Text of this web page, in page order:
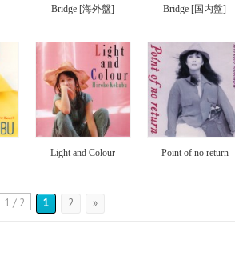
Bridge [海外盤] Bridge [国内盤]
Light and Colour Point of no return
1 / 2 1 2 »